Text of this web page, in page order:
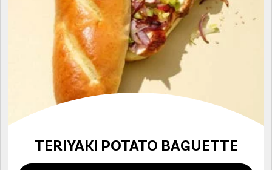
TERIYAKI POTATO BAGUETTE